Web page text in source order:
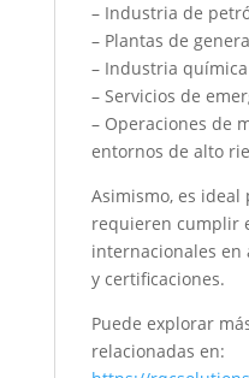
– Industria de
– Plantas de
– Industria
– Servicios de
– Operaciones de
entornos de alto
Asimismo, es ideal
requieren cumplir
internacionales
y certificaciones.
Puede explorar
relacionadas en: